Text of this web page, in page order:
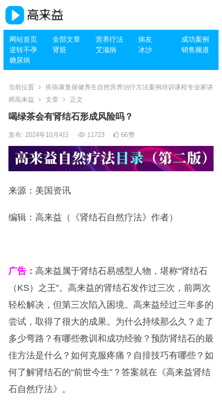
网站首页 全部文章 营养疗法 病友
成功案例
逆转不孕
肾脏 艾滋病 冰沙
销售频道
糖尿病
当前位置
疾病康复保健养生自然营养治疗方法案例培训课程专业家讲
师高来益
文章 正文
喝绿茶会有肾结石形成风险吗？
发布: 2024年10月4日 11723 66赞
来源：美国资讯
编辑：高来益（《肾结石自然疗法》作者）
广告： 高来益属于肾结石易感型人物，堪称“肾结石
（KS）之王”。高来益的肾结石发作过三次，前两次
轻松解决，但第三次陷入困境。高来益经过三年多的
尝试，取得了很大的成果。为什么持续那么久？走了
多少弯路？有哪些教训和成功经验？预防肾结石的最
佳方法是什么？如何克服疼痛？自排技巧有哪些？如
何了解肾结石的“前世今生”？答案就在《高来益肾结
石自然疗法》。